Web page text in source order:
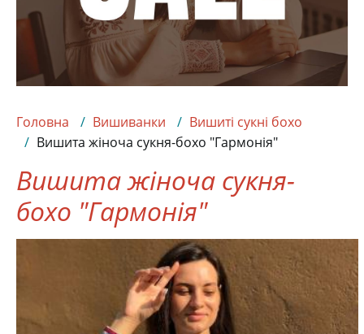
Головна Вишиванки
Вишиті сукні бохо
Вишита жіноча сукня-бохо "Гармонія"
Вишита жіноча сукня-
бохо "Гармонія"